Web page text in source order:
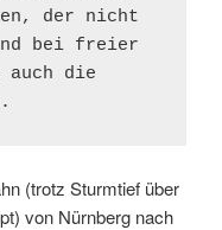
der nicht
bei freier
auch die
(trotz Sturmtief über
von Nürnberg nach